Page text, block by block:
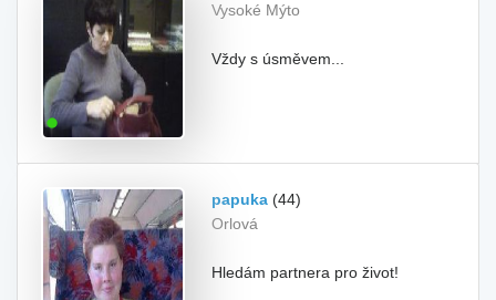
Vysoké Mýto
Vždy s úsměvem...
papuka (44)
Orlová
Hledám partnera pro život!